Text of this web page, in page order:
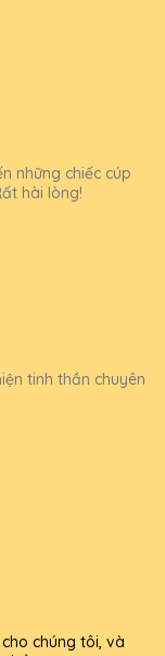
những chiếc cúp
hài lòng!
tinh thần chuyên
chúng tôi, và